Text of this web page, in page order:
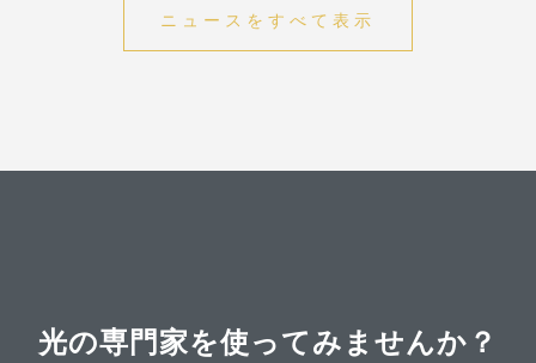
ニュースをすべて表示
光の専門家を使ってみませんか？